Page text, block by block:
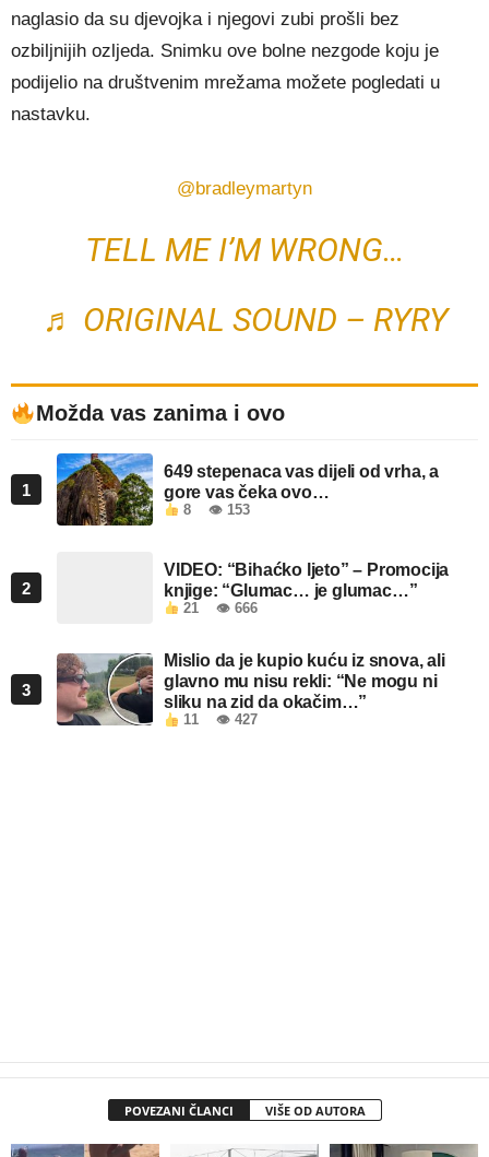
naglasio da su djevojka i njegovi zubi prošli bez
ozbiljnijih ozljeda. Snimku ove bolne nezgode koju je
podijelio na društvenim mrežama možete pogledati u
nastavku.
@bradleymartyn
TELL ME I’M WRONG…
♬ ORIGINAL SOUND – RYRY
Možda vas zanima i ovo
1
649 stepenaca vas dijeli od vrha, a
gore vas čeka ovo…
8 👁 153
2
VIDEO: “Bihaćko ljeto” – Promocija
knjige: “Glumac… je glumac…”
21 👁 666
3
Mislio da je kupio kuću iz snova, ali
glavno mu nisu rekli: “Ne mogu ni
sliku na zid da okačim…”
11 👁 427
POVEZANI ČLANCI VIŠE OD AUTORA